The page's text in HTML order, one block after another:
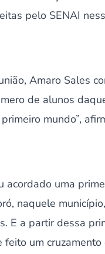
pelo SENAI
Amaro Sales
de alunos
mundo”,
acordado uma
naquele
E a partir dessa
um